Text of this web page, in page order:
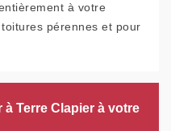
à votre
pérennes et pour
Terre Clapier à votre